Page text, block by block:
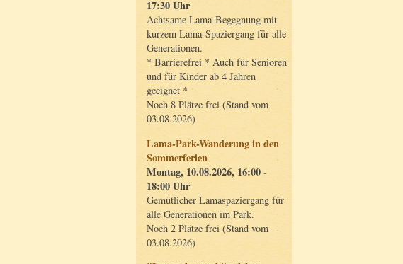
17:30 Uhr
Achtsame Lama-Begegnung mit
kurzem Lama-Spaziergang für alle
Generationen.
* Barrierefrei * Auch für Senioren
und für Kinder ab 4 Jahren
geeignet *
Noch 8 Plätze frei (Stand vom
03.08.2026)
Lama-Park-Wanderung in den
Sommerferien
Montag, 10.08.2026, 16:00 -
18:00 Uhr
Gemütlicher Lamaspaziergang für
alle Generationen im Park.
Noch 2 Plätze frei (Stand vom
03.08.2026)